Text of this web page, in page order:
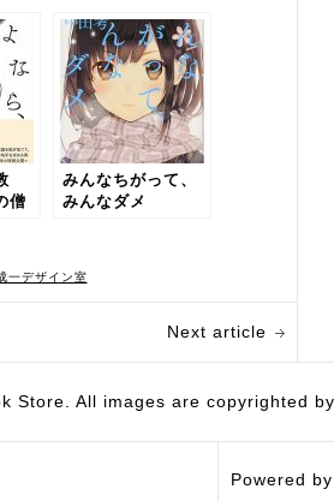
僧
みんなちがって、
みんなダメ
一デザイン室
Next article
Store. All images are copyrighted
Powered